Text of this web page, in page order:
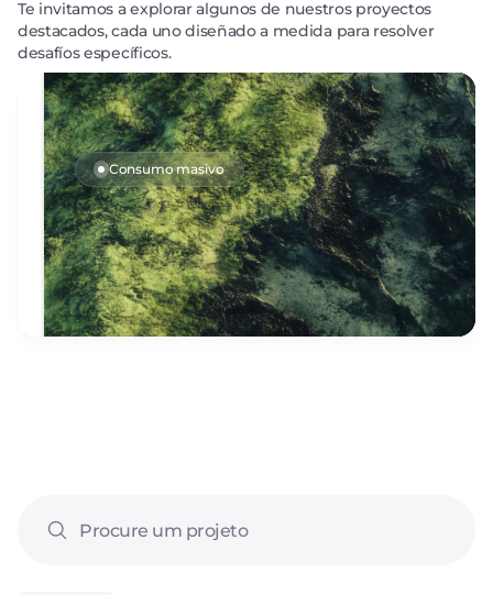
Te invitamos a explorar algunos de nuestros proyectos
destacados, cada uno diseñado a medida para resolver
desafíos específicos.
Consumo masivo